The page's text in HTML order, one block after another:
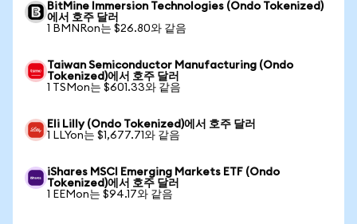
BitMine Immersion Technologies (Ondo Tokenized)
에서 호주 달러
1 BMNRon는 $26.80와 같음
Taiwan Semiconductor Manufacturing (Ondo
Tokenized)에서 호주 달러
1 TSMon는 $601.33와 같음
Eli Lilly (Ondo Tokenized)에서 호주 달러
1 LLYon는 $1,677.71와 같음
iShares MSCI Emerging Markets ETF (Ondo
Tokenized)에서 호주 달러
1 EEMon는 $94.17와 같음